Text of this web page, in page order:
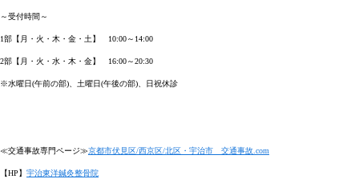
～受付時間～
1部【月・火・木・金・土】 10:00～ 14:00
2部【月・火・水・木・金】 16:00～20:30
※水曜日(午前の部)、土曜日(午後の部)、日祝休診
≪交通事故専門ページ≫京都市伏見区/西京区/北区・宇治市 交通事故.com
【HP】 宇治東洋鍼灸整骨院